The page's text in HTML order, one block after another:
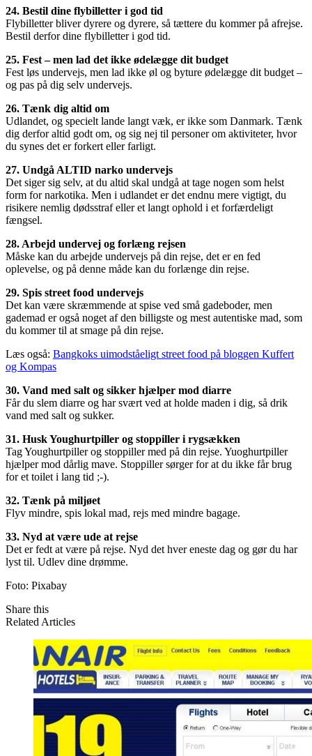
24. Bestil dine flybilletter i god tid
Flybilletter bliver dyrere og dyrere, så tættere du kommer på afrejse.
Bestil derfor dine flybilletter i god tid.
25. Fest – men lad det ikke ødelægge dit budget
Fest løs undervejs, men lad ikke øl og byture ødelægge dit budget –
og pas på dig selv undervejs.
26. Tænk dig altid om
Udlandet, og specielt lande langt væk, er ikke som Danmark. Tænk
dig derfor altid godt om, og sig nej til personer om aktiviteter, hvor
du synes det er forkert eller farligt.
27. Undgå ALTID narko undervejs
Det siger sig selv, at du altid skal undgå at tage nogen som helst
form for narkotika. Men i udlandet er det endnu mere vigtigt, du
risikere nemlig dødsstraf eller et langt ophold i et forfærdeligt
fængsel.
28. Arbejd undervej og forlæng rejsen
Måske kan du arbejde undervejs på din rejse, det er en fed
oplevelse, og på denne måde kan du forlænge din rejse.
29. Spis street food undervejs
Det kan være skræmmende at spise ved små gadeboder, men
gademad er også noget af den billigste og mest autentiske mad, som
du kommer til at smage på din rejse.
Læs også: Bangkoks uimodståeligt street food på bloggen Kuffert
og Kompas
30. Vand med salt og sikker hjælper mod diarre
Får du slem diarre og har svært ved at holde maden i dig, så drik
vand med salt og sukker.
31. Husk Youghurtpiller og stoppiller i rygsækken
Tag Youghurtpiller og stoppiller med på din rejse. Yuoghurtpiller
hjælper mod dårlig mave. Stoppiller sørger for at du ikke får brug
for et toilet i lang tid ;-).
32. Tænk på miljøet
Flyv mindre, spis lokal mad, rejs med mindre bagage.
33. Nyd at være ude at rejse
Det er fedt at være på rejse. Nyd det hver eneste dag og gør du har
lyst til. Udlev dine drømme.
Foto: Pixabay
Share this
Related Articles